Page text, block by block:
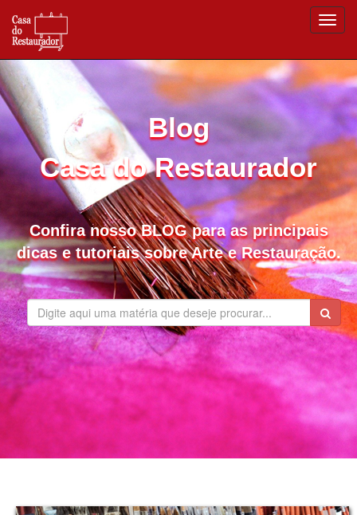
Blog
Casa do Restaurador
Confira nosso BLOG para as principais
dicas e tutoriais sobre Arte e Restauração.